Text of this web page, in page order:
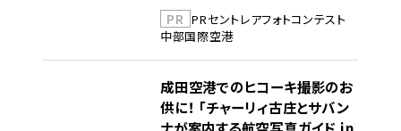
PR PRセントレアフォトコンテスト
中部国際空港
成田空港でのヒコーキ撮影のお
供に！ 「チャーリィ古庄とサバン